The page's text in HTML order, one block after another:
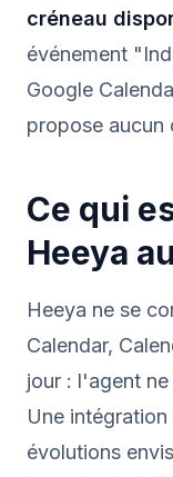
créneau
événement
Google
propose aucun
Ce qui
Heeya
Heeya ne se
Calendar,
jour : l'agent
Une
évolutions